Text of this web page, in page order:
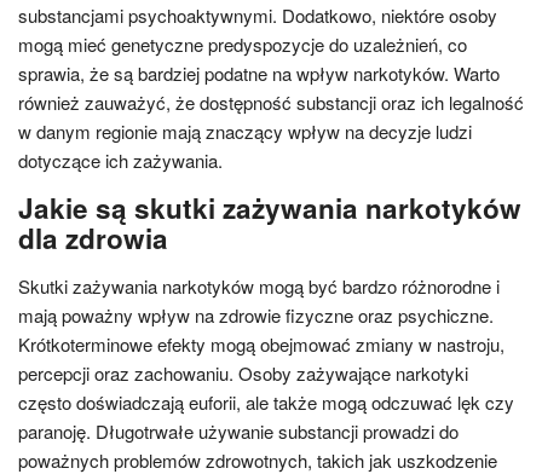
substancjami psychoaktywnymi. Dodatkowo, niektóre osoby
mogą mieć genetyczne predyspozycje do uzależnień, co
sprawia, że są bardziej podatne na wpływ narkotyków. Warto
również zauważyć, że dostępność substancji oraz ich legalność
w danym regionie mają znaczący wpływ na decyzje ludzi
dotyczące ich zażywania.
Jakie są skutki zażywania narkotyków
dla zdrowia
Skutki zażywania narkotyków mogą być bardzo różnorodne i
mają poważny wpływ na zdrowie fizyczne oraz psychiczne.
Krótkoterminowe efekty mogą obejmować zmiany w nastroju,
percepcji oraz zachowaniu. Osoby zażywające narkotyki
często doświadczają euforii, ale także mogą odczuwać lęk czy
paranoję. Długotrwałe używanie substancji prowadzi do
poważnych problemów zdrowotnych, takich jak uszkodzenie